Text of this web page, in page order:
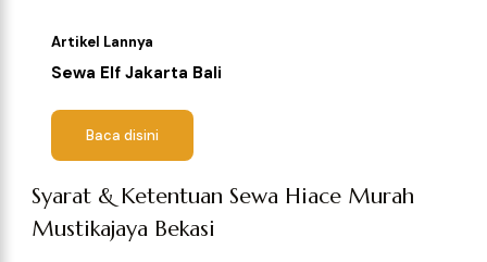
Artikel Lannya
Sewa Elf Jakarta Bali
Baca disini
Syarat & Ketentuan Sewa Hiace Murah
Mustikajaya Bekasi